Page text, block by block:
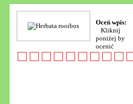
Oceń wpis:
Kliknij
poniżej by
ocenić